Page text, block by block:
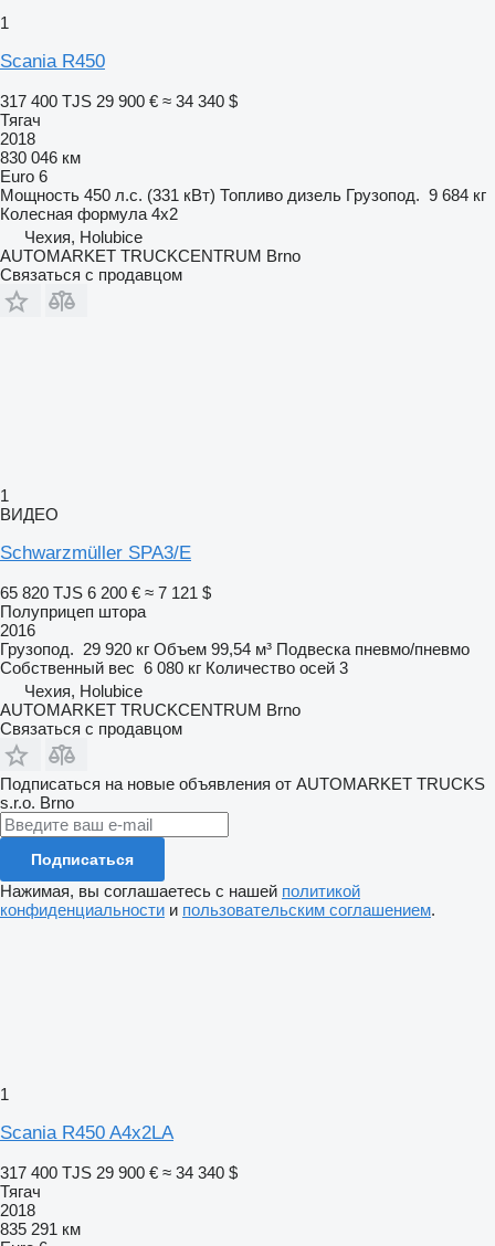
1
Scania R450
317 400 TJS 29 900 € ≈ 34 340 $
Тягач
2018
830 046 км
Euro 6
Мощность 450 л.с. (331 кВт) Топливо дизель Грузопод. 9 684 кг
Колесная формула 4x2
Чехия, Holubice
AUTOMARKET TRUCKCENTRUM Brno
Связаться с продавцом
1
ВИДЕО
Schwarzmüller SPA3/E
65 820 TJS 6 200 € ≈ 7 121 $
Полуприцеп штора
2016
Грузопод. 29 920 кг Объем 99,54 м³ Подвеска пневмо/пневмо
Собственный вес 6 080 кг Количество осей 3
Чехия, Holubice
AUTOMARKET TRUCKCENTRUM Brno
Связаться с продавцом
Подписаться на новые объявления от AUTOMARKET TRUCKS
s.r.o. Brno
Подписаться
Нажимая, вы соглашаетесь с нашей политикой
конфиденциальности и пользовательским соглашением.
1
Scania R450 A4x2LA
317 400 TJS 29 900 € ≈ 34 340 $
Тягач
2018
835 291 км